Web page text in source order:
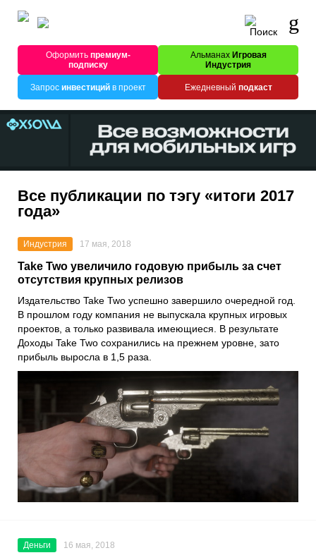
Оформитьпремиум-
подписку
Альманах Игровая
Индустрия
Запрос инвестицийв проект Ежедневный подкаст
Все публикации по тэгу «итоги 2017
года»
Индустрия 17 мая, 2018
Take Two увеличило годовую прибыль за счет
отсутствия крупных релизов
Издательство Take Two успешно завершило очередной год.
В прошлом году компания не выпускала крупных игровых
проектов, а только развивала имеющиеся. В результате
Доходы Take Two сохранились на прежнем уровне, зато
прибыль выросла в 1,5 раза.
Деньги 16 мая, 2018